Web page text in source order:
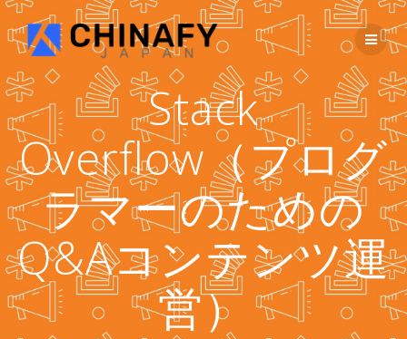
コ
ン
テ
ツ
へ
ス
プ
Stack
Overflow（プログ
ラマーのための
Q&Aコンテンツ運
営）